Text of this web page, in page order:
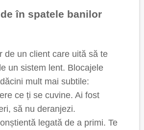
în spatele banilor
de un client care uită să te
un sistem lent. Blocajele
mult mai subtile:
ce ți se cuvine. Ai fost
să nu deranjezi.
legată de a primi. Te